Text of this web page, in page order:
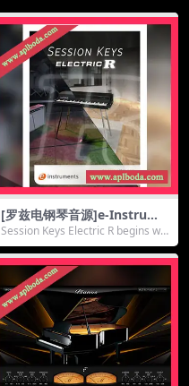
[罗兹电钢琴音源]e-Instrume
nts Session Keys Electric R
v1.1 [KONTAKT]（5.23Gb）
Session Keys Electric R begins wit
h the ...